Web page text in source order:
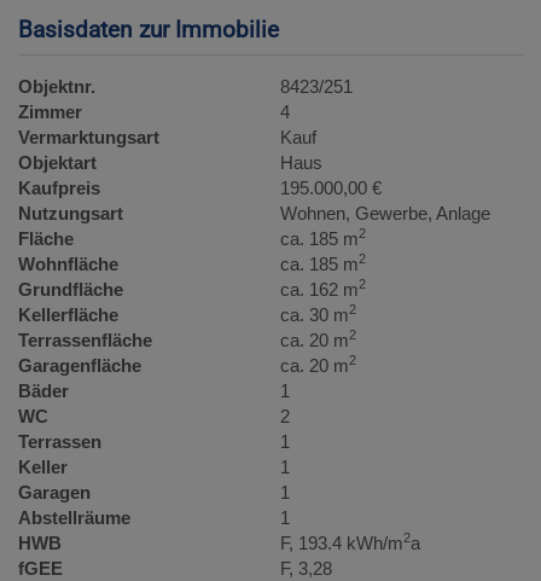
Basisdaten zur Immobilie
Objektnr.
8423/251
Zimmer
4
Vermarktungsart
Kauf
Objektart
Haus
Kaufpreis
195.000,00 €
Nutzungsart
Wohnen Gewerbe Anlage
Fläche
ca. 185 m2
Wohnfläche ca. 185 m2
Grundfläche ca. 162 m2
Kellerfläche ca. 30 m2
Terrassenfläche ca. 20 m2
Garagenfläche ca. 20 m2
Bäder
1
WC
2
Terrassen
1
Keller
1
Garagen
1
Abstellräume
1
HWB
F, 193.4 kWh/m2a
fGEE
F, 3,28